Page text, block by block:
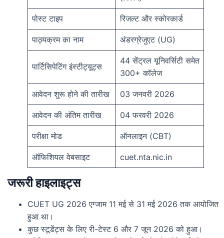
पोस्ट टाइप रिजल्ट और स्कोरकार्ड
पाठ्यक्रम का नाम अंडरग्रेजुएट (UG)
पार्टिसिपेटिंग इंस्टीट्यूट्स
44 सेंट्रल यूनिवर्सिटी समेत
300+ कॉलेज
आवेदन शुरू होने की तारीख 03 जनवरी 2026
आवेदन की अंतिम तारीख 04 फरवरी 2026
परीक्षा मोड ऑनलाइन (CBT)
ऑफिशियल वेबसाइट cuet.nta.nic.in
जरूरी हाइलाइट्स
CUET UG 2026 एग्जाम 11 मई से 31 मई 2026 तक आयोजित
हुआ था।
कुछ स्टूडेंट्स के लिए री-टेस्ट 6 और 7 जून 2026 को हुआ।